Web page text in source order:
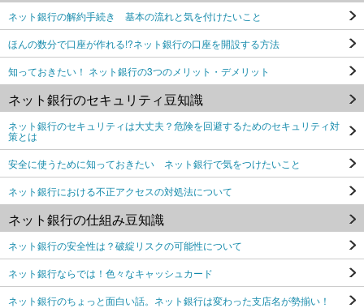
ネット銀行の解約手続き 基本の流れと気を付けたいこと
ほんの数分で口座が作れる!?ネット銀行の口座を開設する方法
知っておきたい！ ネット銀行の3つのメリット・デメリット
ネット銀行のセキュリティ豆知識
ネット銀行のセキュリティは大丈夫？危険を回避するためのセキュリティ対
策とは
安全に使うために知っておきたい ネット銀行で気をつけたいこと
ネット銀行における不正アクセスの対処法について
ネット銀行の仕組み豆知識
ネット銀行の安全性は？破綻リスクの可能性について
ネット銀行ならでは！色々なキャッシュカード
ネット銀行のちょっと面白い話。ネット銀行は変わった支店名が勢揃い！